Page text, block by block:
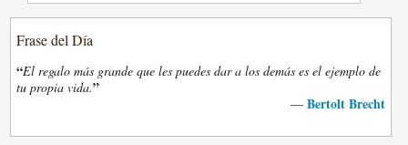
Frase del Día
“El regalo más grande que les puedes dar a los demás es el ejemplo de
tu propia vida.”
— Bertolt Brecht